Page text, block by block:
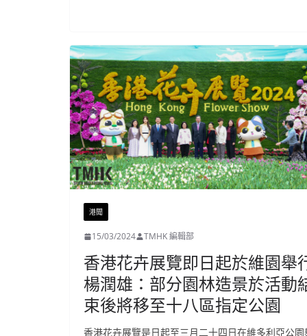
港聞
15/03/2024 TMHK 編輯部
香港花卉展覽即日起於維園舉
楊潤雄：部分園林造景於活動
束後將移至十八區指定公園
香港花卉展覽是日起至三月二十四日在維多利亞公園